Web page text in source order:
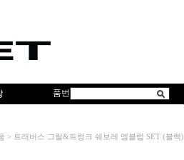
품번
> 트래버스 그릴&트렁크 쉐보레 엠블럼 SET (블랙)